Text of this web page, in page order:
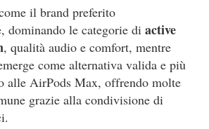
il brand preferito
dominando le categorie di active
, qualità audio e comfort, mentre
come alternativa valida e più
alle AirPods Max, offrendo molte
grazie alla condivisione di